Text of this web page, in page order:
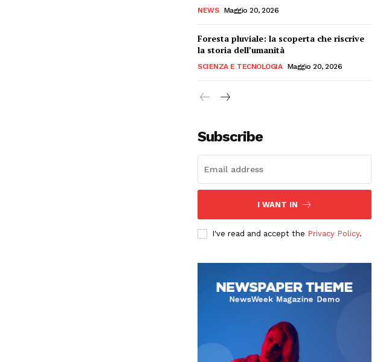
NEWS Maggio 20, 2026
Foresta pluviale: la scoperta che riscrive
la storia dell’umanità
SCIENZA E TECNOLOGIA Maggio 20, 2026
Subscribe
I WANT IN
I've read and accept the Privacy Policy.